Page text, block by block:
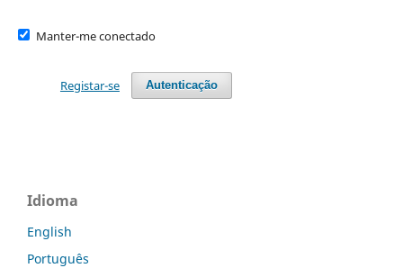
Manter-me conectado
Autenticação
Registar-se
Idioma
English
Português